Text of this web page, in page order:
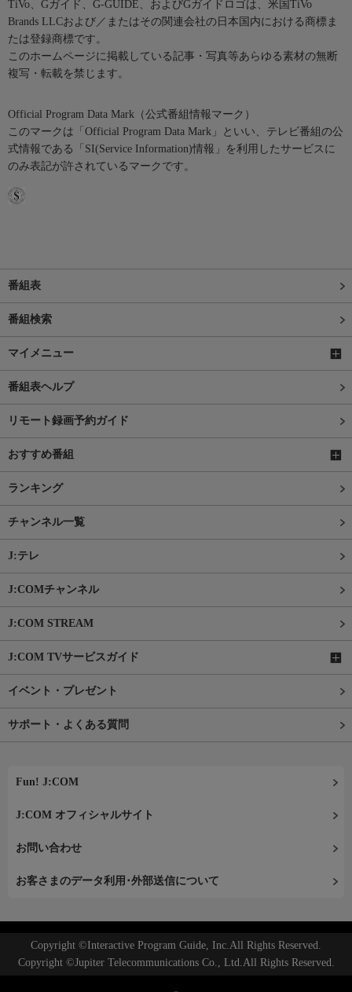
TiVo、Gガイド、G-GUIDE、およびGガイドロゴは、米国TiVo
Brands LLCおよび／またはその関連会社の日本国内における商標ま
たは登録商標です。
このホームページに掲載している記事・写真等あらゆる素材の無断
複写・転載を禁じます。
Official Program Data Mark（公式番組情報マーク）
このマークは「Official Program Data Mark」といい、テレビ番組の公
式情報である「SI(Service Information)情報」を利用したサービスに
のみ表記が許されているマークです。
番組表
番組検索
マイメニュー
番組表ヘルプ
リモート録画予約ガイド
おすすめ番組
ランキング
チャンネル一覧
J:テレ
J:COMチャンネル
J:COM STREAM
J:COM TVサービスガイド
イベント・プレゼント
サポート・よくある質問
Fun! J:COM
J:COM オフィシャルサイト
お問い合わせ
お客さまのデータ利用･外部送信について
Copyright ©Interactive Program Guide, Inc.All Rights Reserved.
Copyright ©Jupiter Telecommunications Co., Ltd.All Rights Reserved.